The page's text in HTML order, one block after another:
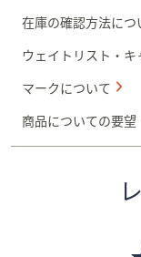
在庫の確認方法につ
ウェイトリスト・
マークについて
商品についての要望